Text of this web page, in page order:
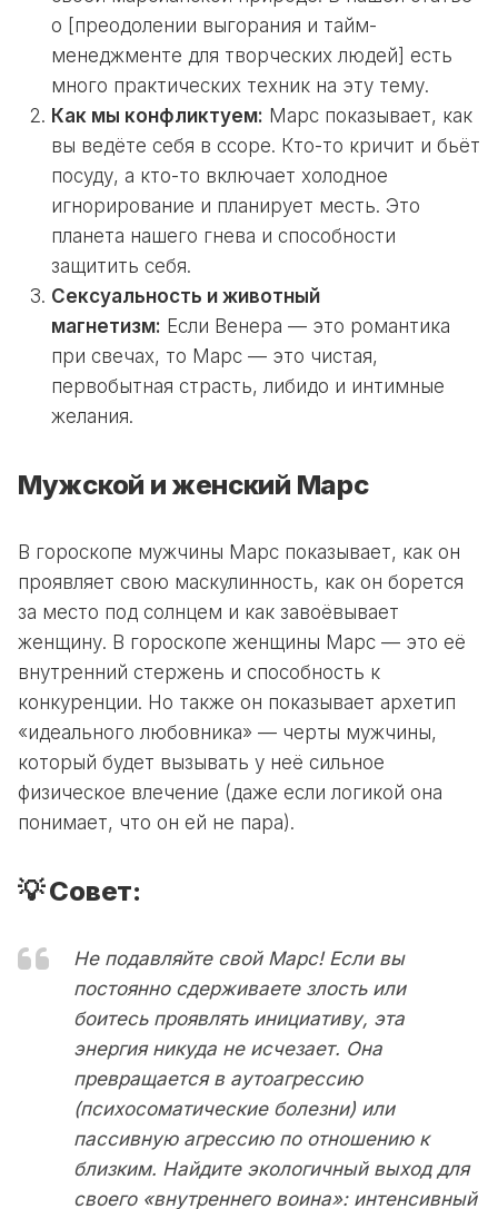
о [преодолении выгорания и тайм-
менеджменте для творческих людей] есть
много практических техник на эту тему.
Как мы конфликтуем: Марс показывает, как
вы ведёте себя в ссоре. Кто-то кричит и бьёт
посуду, а кто-то включает холодное
игнорирование и планирует месть. Это
планета нашего гнева и способности
защитить себя.
Сексуальность и животный
магнетизм: Если Венера — это романтика
при свечах, то Марс — это чистая,
первобытная страсть, либидо и интимные
желания.
Мужской и женский Марс
В гороскопе мужчины Марс показывает, как он
проявляет свою маскулинность, как он борется
за место под солнцем и как завоёвывает
женщину. В гороскопе женщины Марс — это её
внутренний стержень и способность к
конкуренции. Но также он показывает архетип
«идеального любовника» — черты мужчины,
который будет вызывать у неё сильное
физическое влечение (даже если логикой она
понимает, что он ей не пара).
💡 Совет:
Не подавляйте свой Марс! Если вы
постоянно сдерживаете злость или
боитесь проявлять инициативу, эта
энергия никуда не исчезает. Она
превращается в аутоагрессию
(психосоматические болезни) или
пассивную агрессию по отношению к
близким. Найдите экологичный выход для
своего «внутреннего воина»: интенсивный